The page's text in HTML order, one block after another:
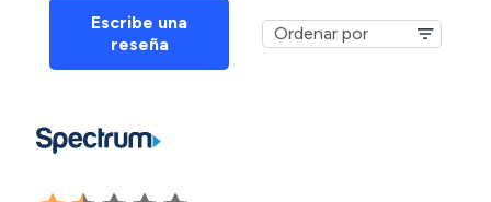
Escribe una
reseña